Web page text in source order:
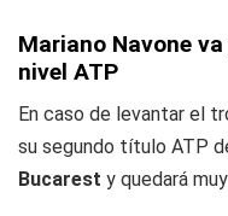
Mariano Navone
nivel ATP
En caso de levantar el
su segundo título ATP
Bucarest y quedará